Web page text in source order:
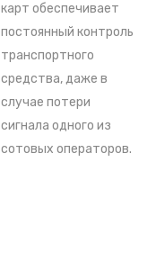
карт обеспечивает
постоянный контроль
транспортного
средства, даже в
случае потери
сигнала одного из
сотовых операторов.